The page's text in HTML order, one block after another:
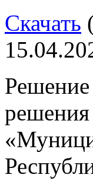
Скачать
решения